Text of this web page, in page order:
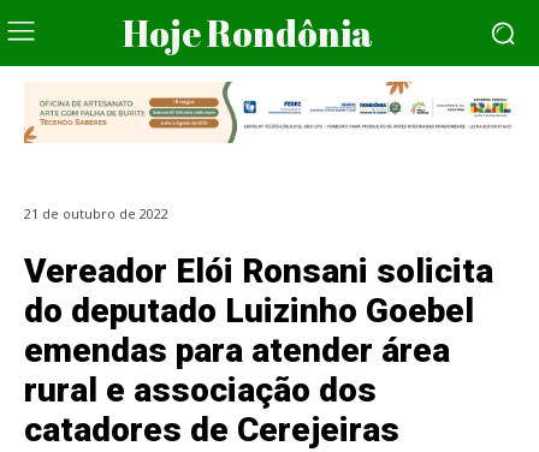
Hoje Rondônia
21 de outubro de 2022
Vereador Elói Ronsani solicita
do deputado Luizinho Goebel
emendas para atender área
rural e associação dos
catadores de Cerejeiras